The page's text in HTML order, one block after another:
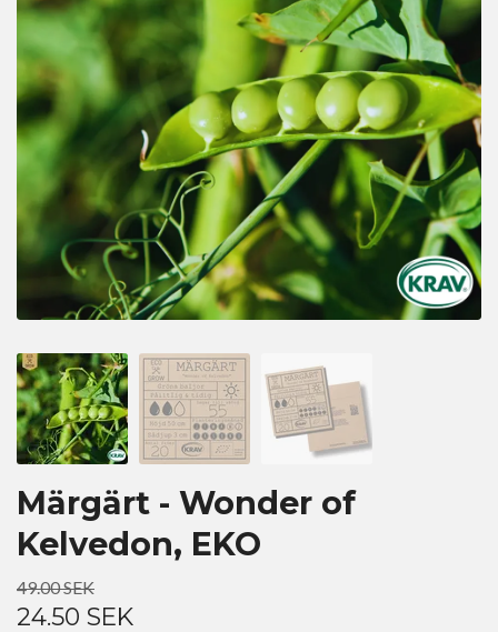
Märgärt - Wonder of
Kelvedon, EKO
49.00 SEK
24.50 SEK